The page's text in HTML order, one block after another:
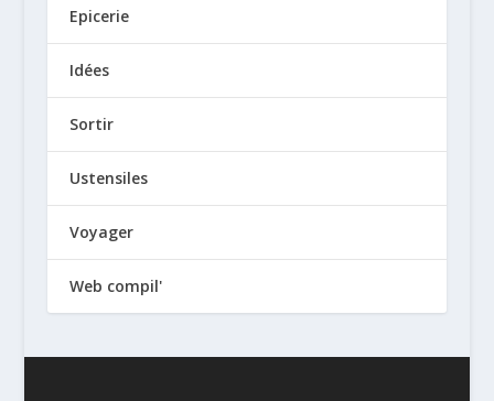
Epicerie
Idées
Sortir
Ustensiles
Voyager
Web compil'